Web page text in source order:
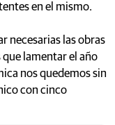
en el mismo.
necesarias las obras
lamentar el año
nos quedemos sin
con cinco